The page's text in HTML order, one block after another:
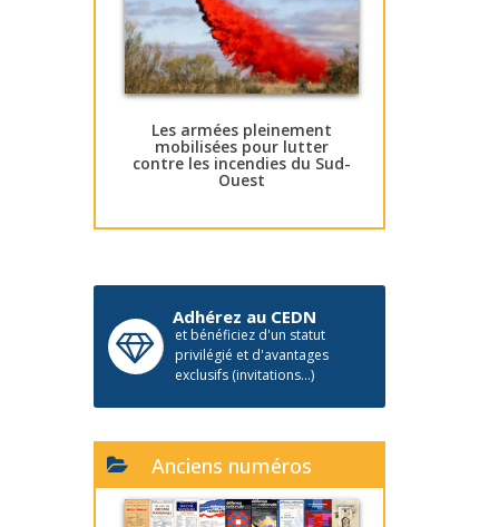
Les armées pleinement
mobilisées pour lutter
contre les incendies du Sud-
Ouest
Adhérez au CEDN
et bénéficiez d'un statut
privilégié et d'avantages
exclusifs (invitations...)
Anciens numéros